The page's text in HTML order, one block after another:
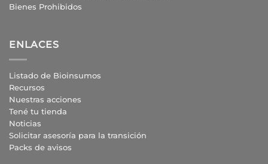
Bienes Prohibidos
ENLACES
Listado de Bioinsumos
Recursos
Nuestras acciones
Tené tu tienda
Noticias
Solicitar asesoría para la transición
Packs de avisos